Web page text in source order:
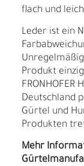
flach und
Leder ist ein
Produkt
FRONHOFER
Deutschland
Gürtel und
Produkten
Mehr